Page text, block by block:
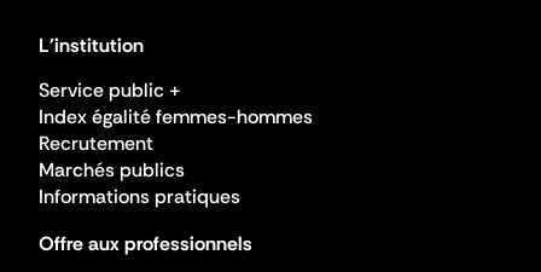
L'institution
Service public +
Index égalité femmes-hommes
Recrutement
Marchés publics
Informations pratiques
Offre aux professionnels